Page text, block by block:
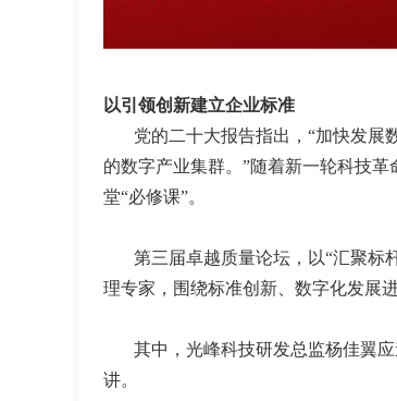
以引领创新建立企业标准
党的二十大报告指出，“加快发展
的数字产业集群。”随着新一轮科技
堂“必修课”。
第三届卓越质量论坛，以“汇聚标
理专家，围绕标准创新、数字化发展
其中，光峰科技研发总监杨佳翼
讲。